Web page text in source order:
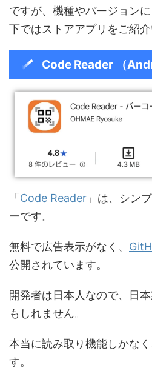
ですが、機種やバージョン
下ではストアアプリをご紹介
Code Reader （
「 Code Reader 」は、シン
ーです。
無料で広告表示がなく、
公開されています。
開発者は日本人なので、日
もしれません。
本当に読み取り機能しかな
す。